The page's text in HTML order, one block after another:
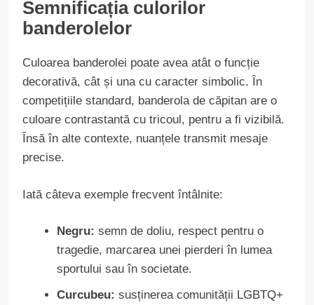
Semnificația culorilor
banderolelor
Culoarea banderolei poate avea atât o funcție
decorativă, cât și una cu caracter simbolic. În
competițiile standard, banderola de căpitan are o
culoare contrastantă cu tricoul, pentru a fi vizibilă.
Însă în alte contexte, nuanțele transmit mesaje
precise.
Iată câteva exemple frecvent întâlnite:
Negru: semn de doliu, respect pentru o
tragedie, marcarea unei pierderi în lumea
sportului sau în societate.
Curcubeu: susținerea comunității LGBTQ+